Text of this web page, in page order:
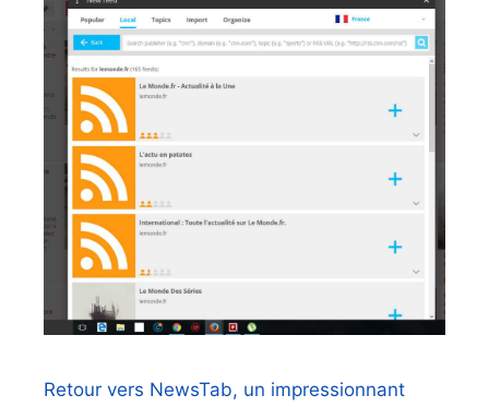
Retour vers NewsTab, un impressionnant